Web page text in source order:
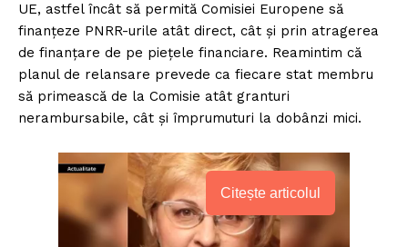
UE, astfel încât să permită Comisiei Europene să
finanțeze PNRR-urile atât direct, cât și prin atragerea
de finanțare de pe piețele financiare. Reamintim că
planul de relansare prevede ca fiecare stat membru
să primească de la Comisie atât granturi
nerambursabile, cât și împrumuturi la dobânzi mici.
Citește articolul